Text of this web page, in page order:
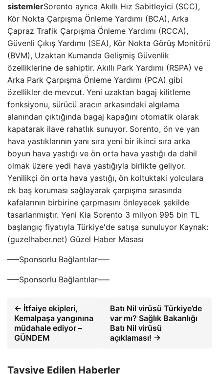
sistemlerSorento ayrıca Akıllı Hız Sabitleyici (SCC),
Kör Nokta Çarpışma Önleme Yardımı (BCA), Arka
Çapraz Trafik Çarpışma Önleme Yardımı (RCCA),
Güvenli Çıkış Yardımı (SEA), Kör Nokta Görüş Monitörü
(BVM), Uzaktan Kumanda Gelişmiş Güvenlik
özelliklerine de sahiptir. Akıllı Park Yardımı (RSPA) ve
Arka Park Çarpışma Önleme Yardımı (PCA) gibi
özellikler de mevcut. Yeni uzaktan bagaj kilitleme
fonksiyonu, sürücü aracın arkasındaki algılama
alanından çıktığında bagaj kapağını otomatik olarak
kapatarak ilave rahatlık sunuyor. Sorento, ön ve yan
hava yastıklarının yanı sıra yeni bir ikinci sıra arka
boyun hava yastığı ve ön orta hava yastığı da dahil
olmak üzere yedi hava yastığıyla birlikte geliyor.
Yenilikçi ön orta hava yastığı, ön koltuktaki yolculara
ek baş koruması sağlayarak çarpışma sırasında
kafalarının birbirine çarpmasını önleyecek şekilde
tasarlanmıştır. Yeni Kia Sorento 3 milyon 995 bin TL
başlangıç ​​fiyatıyla Türkiye'de satışa sunuluyor Kaynak:
(guzelhaber.net) Güzel Haber Masası
—–Sponsorlu Bağlantılar—–
—–Sponsorlu Bağlantılar—–
← İtfaiye ekipleri,
Kemalpaşa yangınına
müdahale ediyor –
GÜNDEM
Batı Nil virüsü Türkiye’de
var mı? Sağlık Bakanlığı
Batı Nil virüsü
açıklaması! →
Tavsiye Edilen Haberler